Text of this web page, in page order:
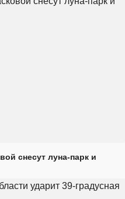
снесут луна-парк и